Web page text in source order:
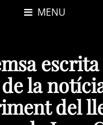
MENU
escrita
la
del